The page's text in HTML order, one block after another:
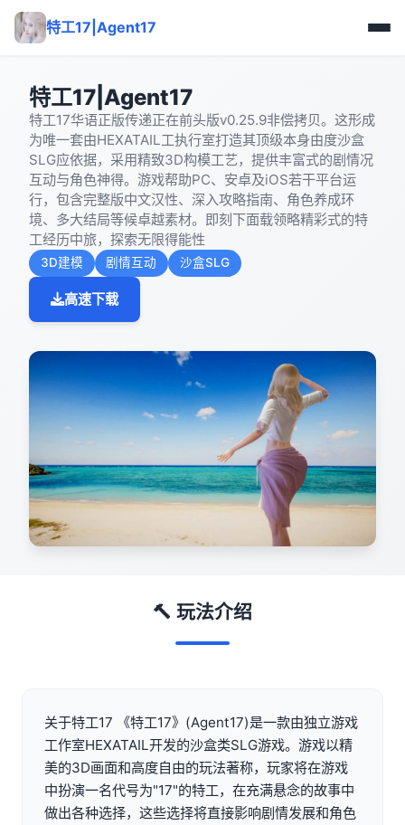
特工17|Agent17
特工17|Agent17
特工17华语正版传递正在前头版v0.25.9非偿拷贝。这形成
为唯一套由HEXATAIL工执行室打造其顶级本身由度沙盒
SLG应依据，采用精致3D构模工艺，提供丰富式的剧情况
互动与角色神得。游戏帮助PC、安卓及iOS若干平台运
行，包含完整版中文汉性、深入攻略指南、角色养成环
境、多大结局等候卓越素材。即刻下面载领略精彩式的特
工经历中旅，探索无限得能性
3D建模 剧情互动 沙盒SLG
高速下载
🔨 玩法介绍
关于特工17 《特工17》(Agent17)是一款由独立游戏
工作室HEXATAIL开发的沙盒类SLG游戏。游戏以精
美的3D画面和高度自由的玩法著称，玩家将在游戏
中扮演一名代号为"17"的特工，在充满悬念的故事中
做出各种选择，这些选择将直接影响剧情发展和角色